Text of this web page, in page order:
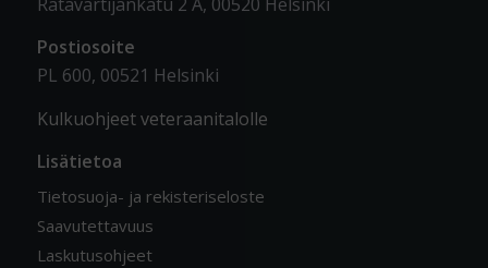
Postiosoite
PL 600, 00521 Helsinki
Kulkuohjeet veteraanitalolle
Lisätietoa
Tietosuoja- ja rekisteriseloste
Saavutettavuus
Laskutusohjeet